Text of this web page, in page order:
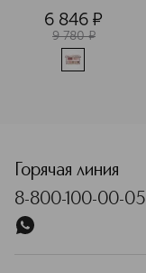
6 846 ¤
9 780 ¤
Горячая линия
8-800-100-00-05